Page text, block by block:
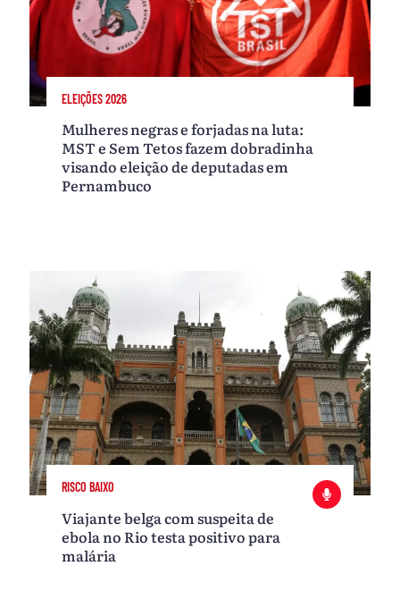
ELEIÇÕES 2026
Mulheres negras e forjadas na luta:
MST e Sem Tetos fazem dobradinha
visando eleição de deputadas em
Pernambuco
RISCO BAIXO
Viajante belga com suspeita de
ebola no Rio testa positivo para
malária